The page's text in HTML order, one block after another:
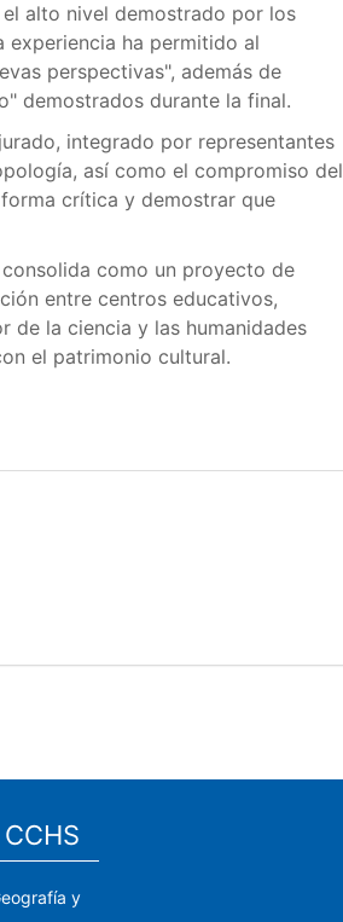
alto nivel demostrado por los
experiencia ha permitido al
perspectivas", además de
demostrados durante la final.
integrado por representantes
así como el compromiso del
crítica y demostrar que
consolida como un proyecto de
entre centros educativos,
de la ciencia y las humanidades
el patrimonio cultural.
y